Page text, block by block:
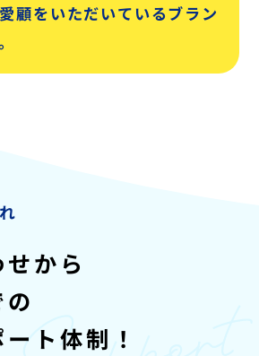
顧をいただいているブラン
から
ト体制！